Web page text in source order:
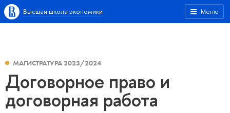
Меню
Высшая школа экономики
МАГИСТРАТУРА 2023/2024
Договорное право и
договорная работа